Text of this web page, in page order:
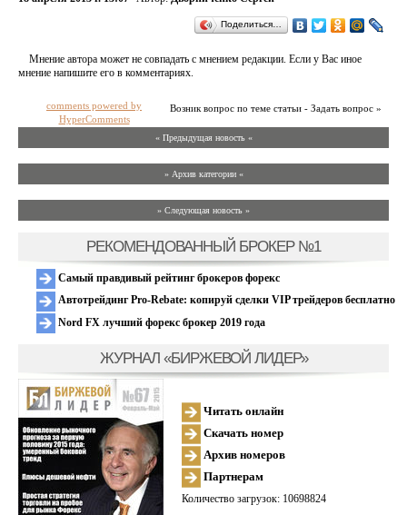
Поделиться…
Мнение автора может не совпадать с мнением редакции. Если у Вас иное
мнение напишите его в комментариях.
Возник вопрос по теме статьи - Задать вопрос »
comments powered by
HyperComments
« Предыдущая новость «
» Архив категории «
» Следующая новость »
РЕКОМЕНДОВАННЫЙ БРОКЕР №1
Самый правдивый рейтинг брокеров форекс
Автотрейдинг Pro-Rebate: копируй сделки VIP трейдеров бесплатно
Nord FX лучший форекс брокер 2019 года
ЖУРНАЛ «БИРЖЕВОЙ ЛИДЕР»
Читать онлайн
Скачать номер
Архив номеров
Партнерам
Количество загрузок: 10698824